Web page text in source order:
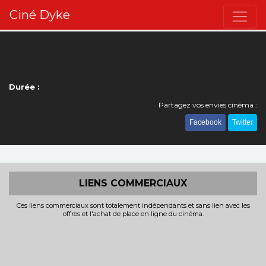
Ciné Dyke
Durée :
Partagez vos envies cinéma :
Facebook Twitter
LIENS COMMERCIAUX
Ces liens commerciaux sont totalement indépendants et sans lien avec les
offres et l'achat de place en ligne du cinéma.